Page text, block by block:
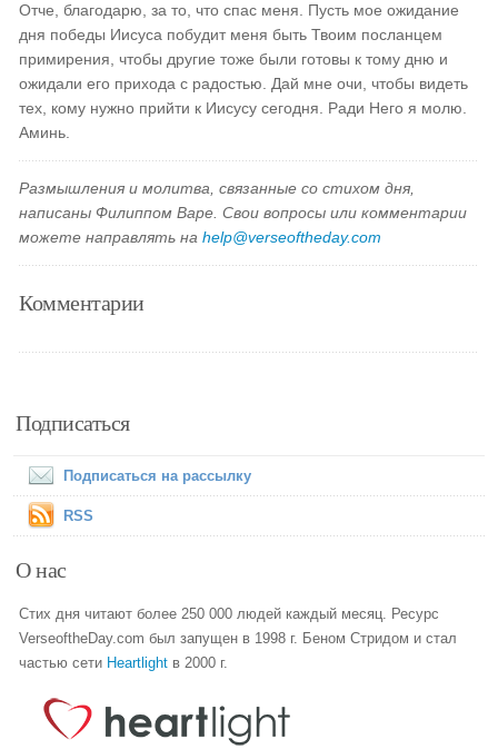
Отче, благодарю, за то, что спас меня. Пусть мое ожидание
дня победы Иисуса побудит меня быть Твоим посланцем
примирения, чтобы другие тоже были готовы к тому дню и
ожидали его прихода с радостью. Дай мне очи, чтобы видеть
тех, кому нужно прийти к Иисусу сегодня. Ради Него я молю.
Аминь.
Размышления и молитва, связанные со стихом дня,
написаны Филиппом Варе. Свои вопросы или комментарии
можете направлять наhelp@verseoftheday.com
Комментарии
Подписаться
Подписаться на рассылку
RSS
О нас
Стих дня читают более 250 000 людей каждый месяц. Ресурс
VerseoftheDay.com был запущен в 1998 г. Беном Стридом и стал
частью сети Heartlight в 2000 г.